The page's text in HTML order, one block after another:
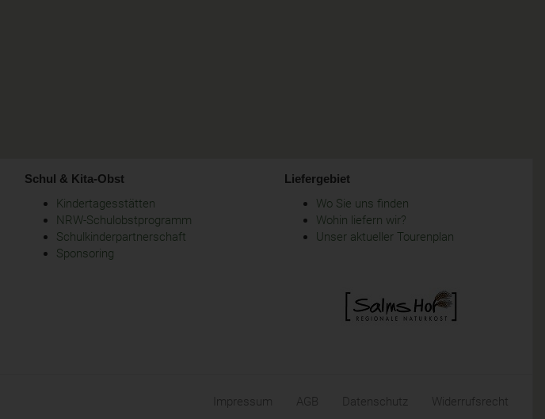
Schul & Kita-Obst
Kindertagesstätten
NRW-Schulobstprogramm
Schulkinderpartnerschaft
Sponsoring
Liefergebiet
Wo Sie uns finden
Wohin liefern wir?
Unser aktueller Tourenplan
Impressum AGB Datenschutz Widerrufsrecht